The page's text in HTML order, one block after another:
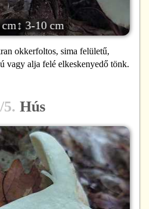
okkerfoltos, sima felületű,
vagy alja felé elkeskenyedő tönk.
↕ 3-10 cm
5. Hús